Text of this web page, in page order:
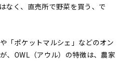
なく、直売所で野菜を買う、で
「ポケットマルシェ」などのオン
、OWL（アウル）の特徴は、農家